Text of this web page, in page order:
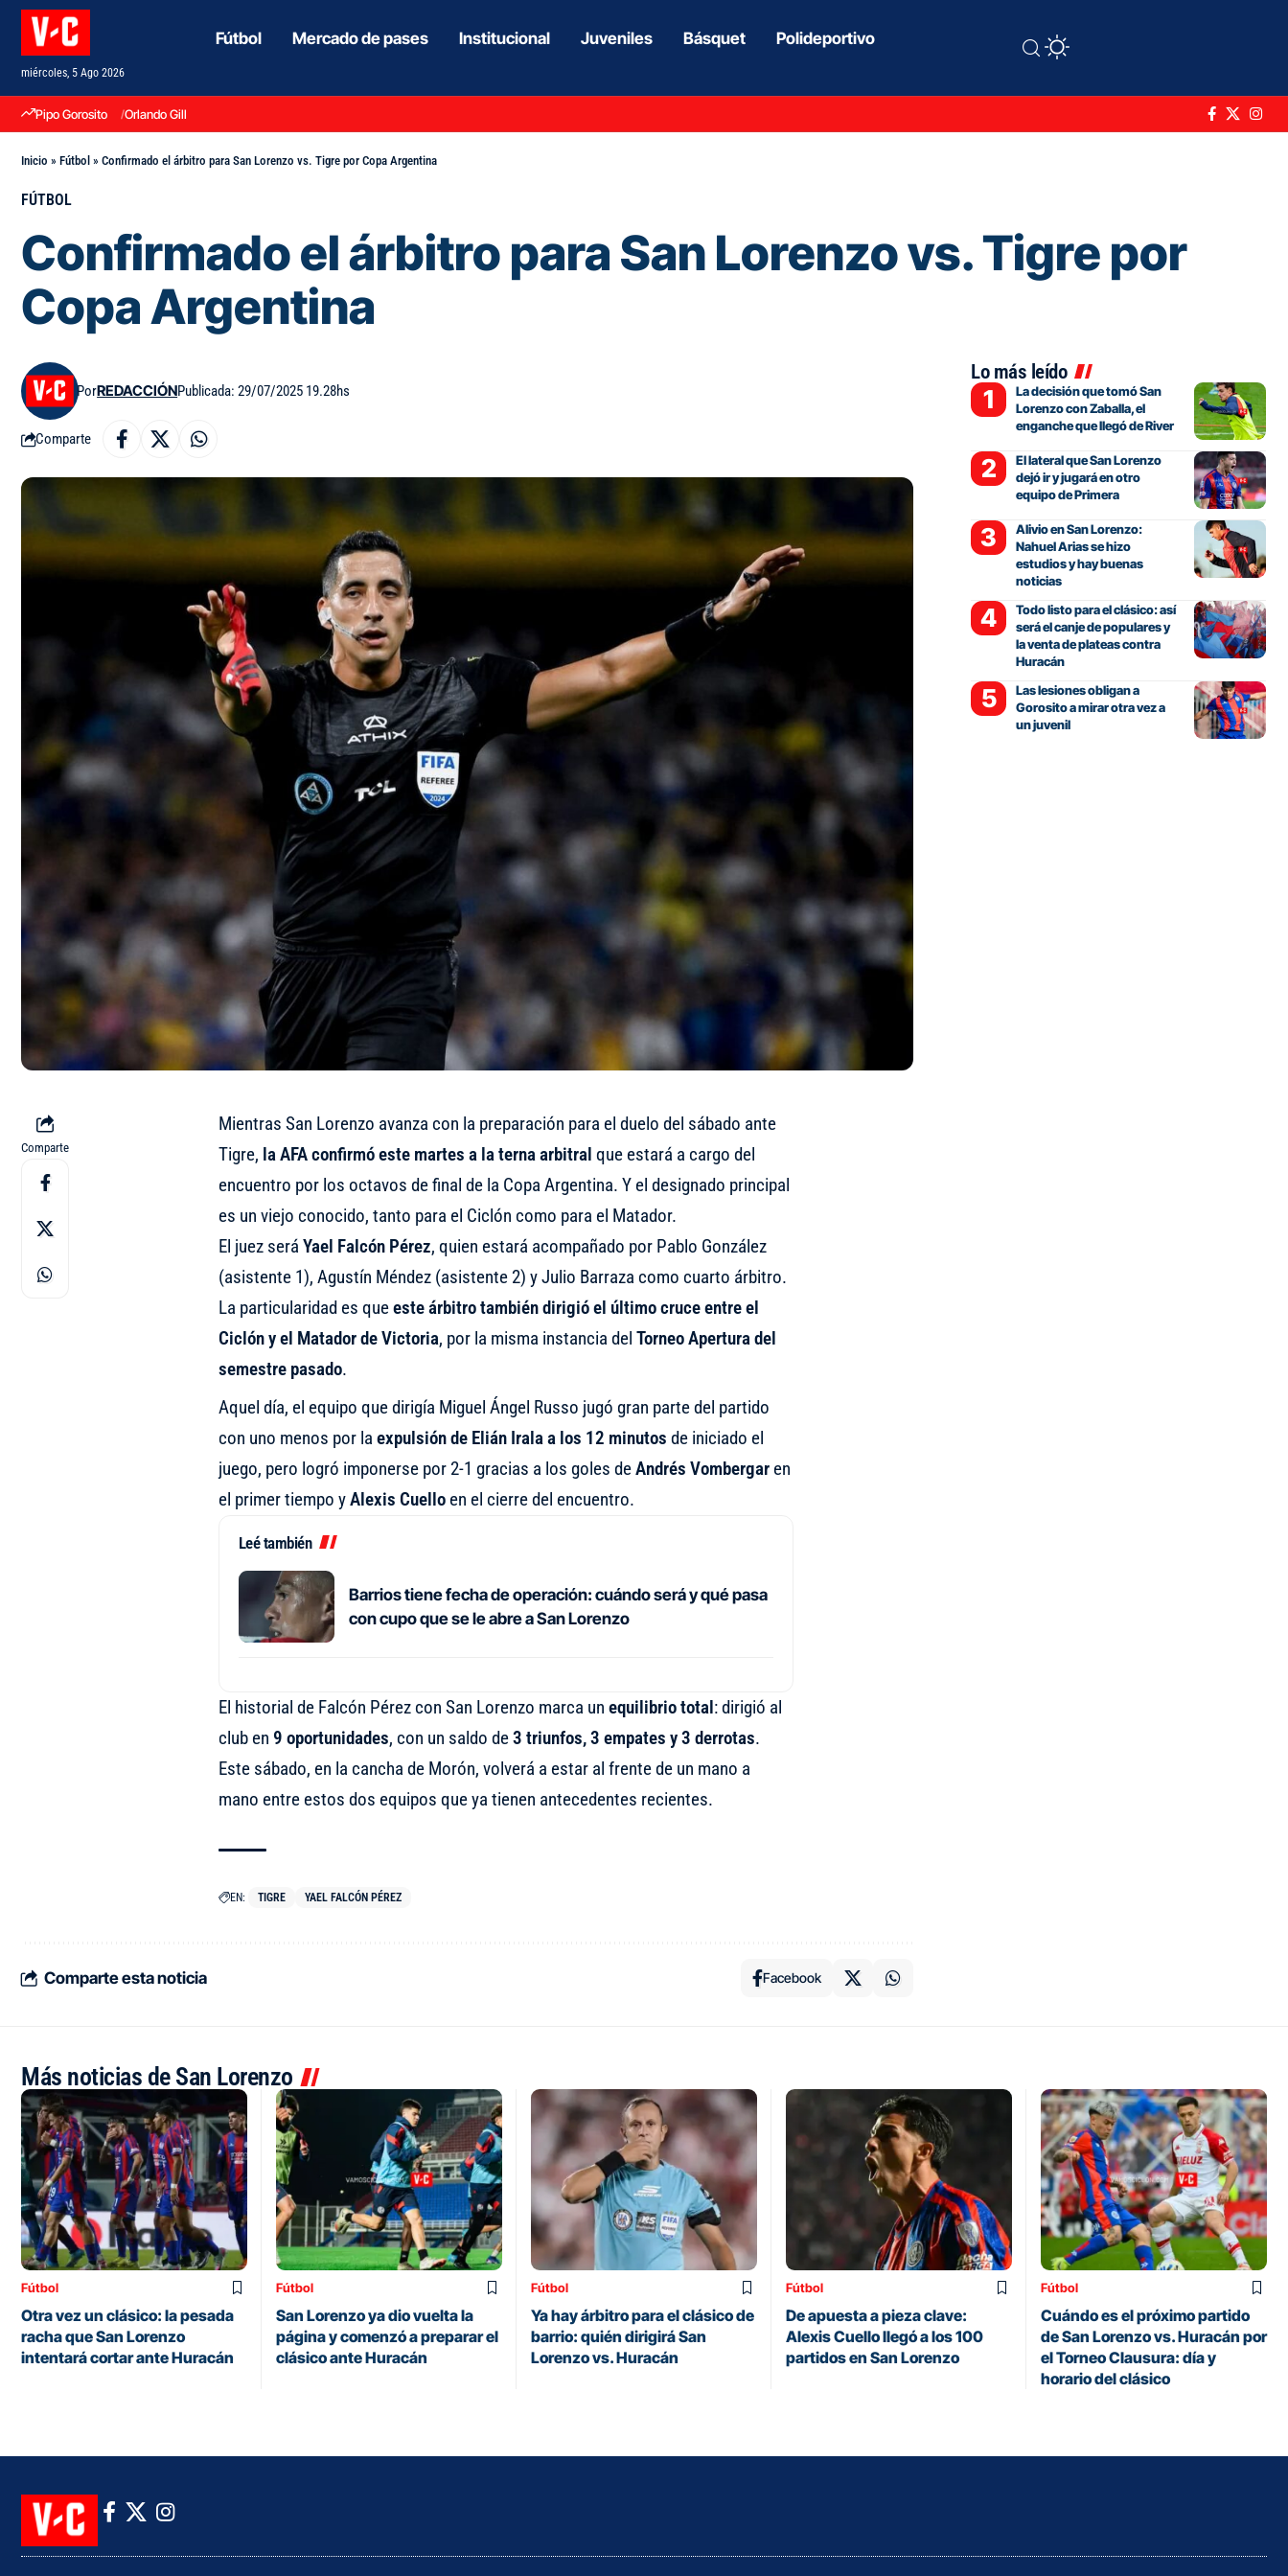
miércoles, 5 Ago 2026
Fútbol Mercado de pases Institucional Juveniles Básquet Polideportivo
Pipo Gorosito Orlando Gill
Inicio » Fútbol » Confirmado el árbitro para San Lorenzo vs. Tigre por Copa Argentina
FÚTBOL
Confirmado el árbitro para San Lorenzo vs. Tigre por
Copa Argentina
PorREDACCIÓNPublicada: 29/07/2025 19.28hs
Comparte
Comparte
Mientras San Lorenzo avanza con la preparación para el duelo del sábado ante
Tigre, la AFA confirmó este martes a la terna arbitral que estará a cargo del
encuentro por los octavos de final de la Copa Argentina. Y el designado principal
es un viejo conocido, tanto para el Ciclón como para el Matador.
El juez será Yael Falcón Pérez, quien estará acompañado por Pablo González
(asistente 1), Agustín Méndez (asistente 2) y Julio Barraza como cuarto árbitro.
La particularidad es queeste árbitro también dirigió el último cruce entre el
Ciclón y el Matador de Victoria, por la misma instancia del Torneo Apertura del
semestre pasado.
Aquel día, el equipo que dirigía Miguel Ángel Russo jugó gran parte del partido
con uno menos por la expulsión de Elián Irala a los 12 minutos de iniciado el
juego, pero logró imponerse por 2-1 gracias a los goles deAndrés Vombergaren
el primer tiempo yAlexis Cuelloen el cierre del encuentro.
Leé también
Barrios tiene fecha de operación: cuándo será y qué pasa
con cupo que se le abre a San Lorenzo
El historial de Falcón Pérez con San Lorenzo marca un equilibrio total: dirigió al
club en 9 oportunidades, con un saldo de3 triunfos, 3 empates y 3 derrotas.
Este sábado, en la cancha de Morón, volverá a estar al frente de un mano a
mano entre estos dos equipos que ya tienen antecedentes recientes.
EN: TIGRE YAEL FALCÓN PÉREZ
Comparte esta noticia Facebook
Lo más leído
La decisión que tomó San
Lorenzo con Zaballa, el
enganche que llegó de River
El lateral que San Lorenzo
dejó ir y jugará en otro
equipo de Primera
Alivio en San Lorenzo:
Nahuel Arias se hizo
estudios y hay buenas
noticias
Todo listo para el clásico: así
será el canje de populares y
la venta de plateas contra
Huracán
Las lesiones obligan a
Gorosito a mirar otra vez a
un juvenil
Más noticias de San Lorenzo
Fútbol
Otra vez un clásico: la pesada
racha que San Lorenzo
intentará cortar ante Huracán
Fútbol
San Lorenzo ya dio vuelta la
página y comenzó a preparar el
clásico ante Huracán
Fútbol
Ya hay árbitro para el clásico de
barrio: quién dirigirá San
Lorenzo vs. Huracán
Fútbol
De apuesta a pieza clave:
Alexis Cuello llegó a los 100
partidos en San Lorenzo
Fútbol
Cuándo es el próximo partido
de San Lorenzo vs. Huracán por
el Torneo Clausura: día y
horario del clásico